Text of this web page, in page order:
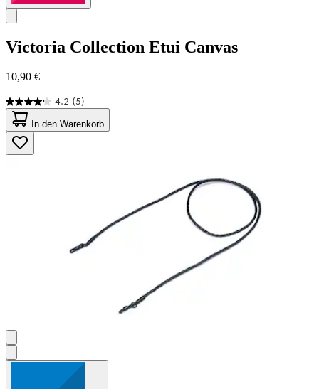
Victoria Collection Etui Canvas
10,90 €
4.2 (5)
4.2
von
5
Sternen.
5
In den Warenkorb